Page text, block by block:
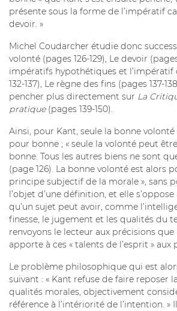
présente sous la forme de l’impératif
devoir. »
Michel Coudarcher étudie donc
volonté (pages 126-129), Le devoir
impératifs hypothétiques et l’impératif
132-137), Le règne des fins (pages 137-
pencher plus directement sur La
pratique(pages 139-150).
Ainsi, pour Kant, seule la bonne
pour bonne ; « seule la volonté peut
bonne. Tous les autres biens ne sont
(page 126). La bonne volonté est alors
principe subjectif de la morale », sans
l’objet d’une définition, et elle
qu’un sujet peut avoir, comme
finesse, le jugement et les qualités du
renvoyons le lecteur aux précisions
apporte à ces « talents de l’esprit » aux
Le problème philosophique qui est
suivant : « Kant refuse de faire reposer
qualités morales, objectivement
référence à l’intériorité de l’intention. »